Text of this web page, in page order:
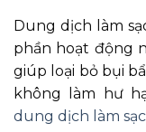
Dung dịch làm
phần hoạt động
giúp loại bỏ bụi
không làm hư
dung dịch làm